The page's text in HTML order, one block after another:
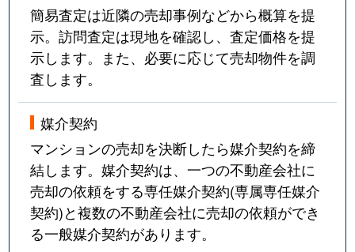
福島 980万円 福島(大阪) 徒歩3分
吉野
880万円 新福島 徒歩4分
吉野
吉野
3,700万円
吉野
1,800万円 西九条 徒歩9分
吉野
2,900万円 西九条 徒歩9分
吉野
1,600万円 西九条
簡易査定は近隣の売却事例などから概算を提
示。訪問査定は現地を確認し、査定価格を提
示します。また、必要に応じて売却物件を調
査します。
媒介契約
マンションの売却を決断したら媒介契約を締
結します。媒介契約は、一つの不動産会社に
売却の依頼をする専任媒介契約(専属専任媒介
契約)と複数の不動産会社に売却の依頼ができ
る一般媒介契約があります。